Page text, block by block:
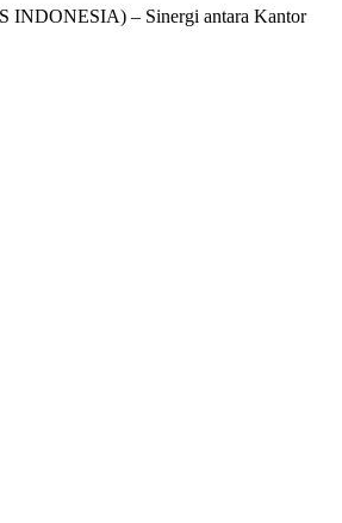
INDONESIA) – Sinergi antara Kantor